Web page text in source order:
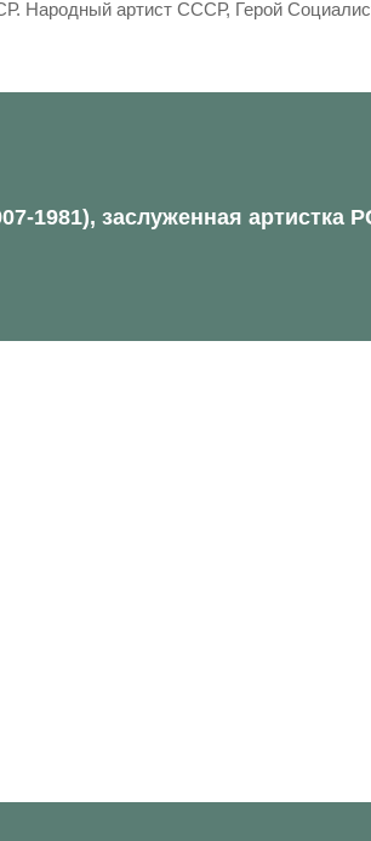
Народный артист СССР, Герой
1981), заслуженная артистка